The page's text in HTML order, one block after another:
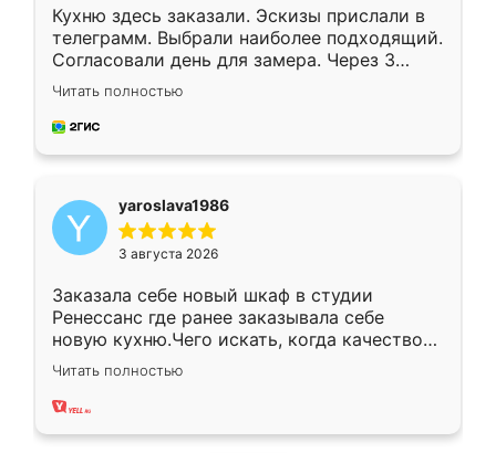
Кухню здесь заказали. Эскизы прислали в
телеграмм. Выбрали наиболее подходящий.
Согласовали день для замера. Через 3
недели кухня была уже готова. Остались
довольны работой. Спасибо Ренессанс
мебель за качественную работу!
Читать полностью
yaroslava1986
3 августа 2026
Заказала себе новый шкаф в студии
Ренессанс где ранее заказывала себе
новую кухню.Чего искать, когда качеством
вполне довольна. Служит кухня уже почти
два года, нареканий нет.
Читать полностью